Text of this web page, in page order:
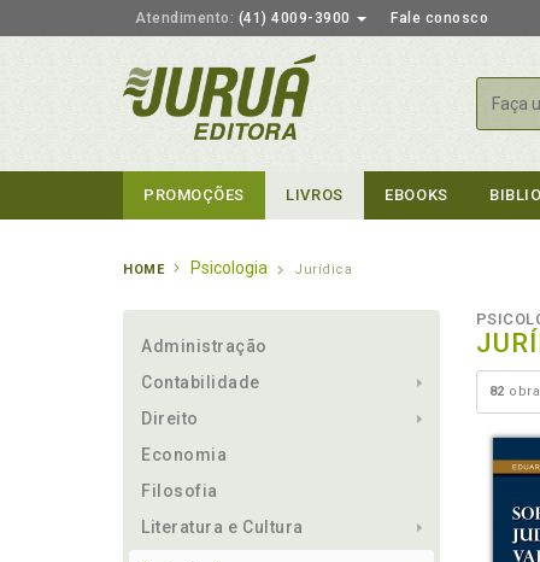
Atendimento: (41) 4009-3900 Fale conosco
PROMOÇÕES LIVROS EBOOKS
HOME Psicologia Jurídica
Administração
Contabilidade
Direito
Economia
Filosofia
Literatura e Cultura
82